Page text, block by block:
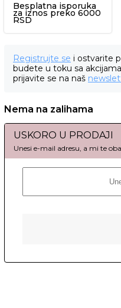
Besplatna isporuka
za iznos preko 6000
RSD
Registrujte se i ostvarite
budete u toku sa akcijama
prijavite se na naš
Nema na zalihama
USKORO U PRODAJI